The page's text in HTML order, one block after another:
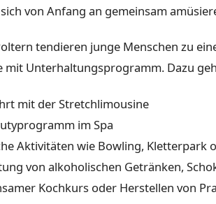
von Anfang an gemeinsam
tendieren junge Menschen zu
mit Unterhaltungsprogramm. Dazu
mit der Stretchlimousine
im Spa
Aktivitäten wie Bowling, Kletterpark
von alkoholischen Getränken,
Kochkurs oder Herstellen von